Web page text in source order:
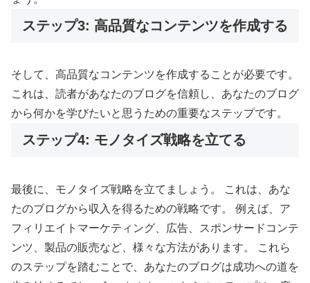
ステップ3: 高品質なコンテンツを作成する
そして、高品質なコンテンツを作成することが必要です。
これは、読者があなたのブログを信頼し、あなたのブログ
から何かを学びたいと思うための重要なステップです。
ステップ4: モノタイズ戦略を立てる
最後に、モノタイズ戦略を立てましょう。 これは、あな
たのブログから収入を得るための戦略です。 例えば、ア
フィリエイトマーケティング、広告、スポンサードコンテ
ンツ、製品の販売など、様々な方法があります。 これら
のステップを踏むことで、あなたのブログは成功への道を